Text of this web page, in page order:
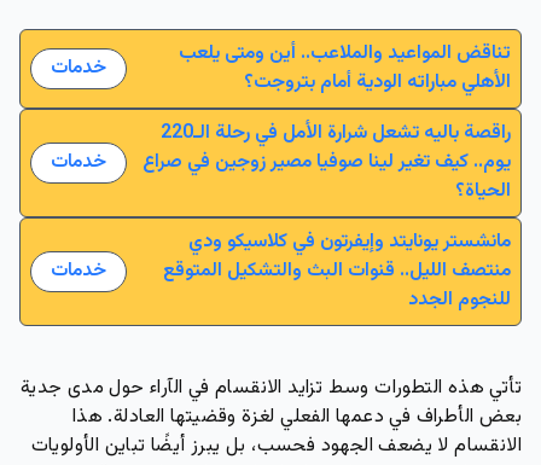
تناقض المواعيد والملاعب.. أين ومتى يلعب
الأهلي مباراته الودية أمام بتروجت؟
خدمات
راقصة باليه تشعل شرارة الأمل في رحلة الـ220
يوم.. كيف تغير لينا صوفيا مصير زوجين في صراع
الحياة؟
خدمات
مانشستر يونايتد وإيفرتون في كلاسيكو ودي
منتصف الليل.. قنوات البث والتشكيل المتوقع
للنجوم الجدد
خدمات
تأتي هذه التطورات وسط تزايد الانقسام في الآراء حول مدى جدية
بعض الأطراف في دعمها الفعلي لغزة وقضيتها العادلة. هذا
الانقسام لا يضعف الجهود فحسب، بل يبرز أيضًا تباين الأولويات